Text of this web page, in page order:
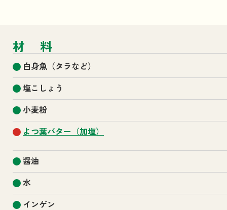
材料
白身魚（タラなど）
塩こしょう
小麦粉
よつ葉バター（加塩）
醤油
水
インゲン